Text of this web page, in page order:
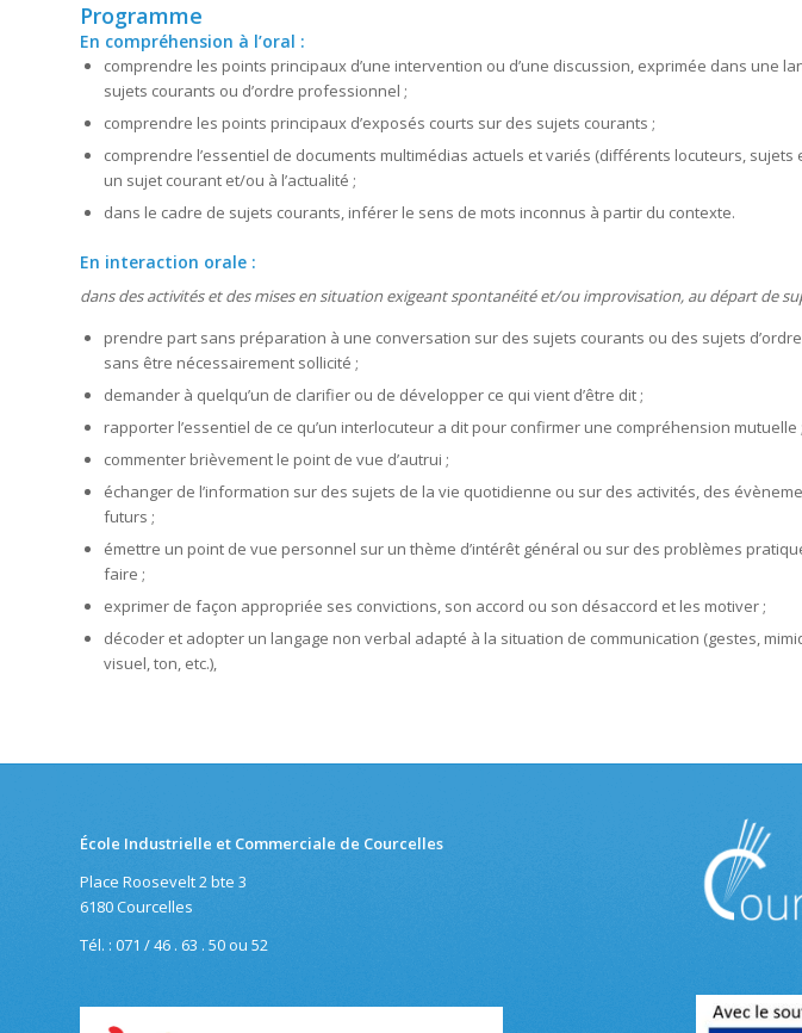
Programme
En compréhension à l’oral :
comprendre les points principaux d’une intervention ou d’une discussion, exprimée dans une
sujets courants ou d’ordre professionnel ;
comprendre les points principaux d’exposés courts sur des sujets courants ;
comprendre l’essentiel de documents multimédias actuels et variés (différents locuteurs, sujets
un sujet courant et/ou à l’actualité ;
dans le cadre de sujets courants, inférer le sens de mots inconnus à partir du contexte.
En interaction orale :
dans des activités et des mises en situation exigeant spontanéité et/ou improvisation, au départ de
prendre part sans préparation à une conversation sur des sujets courants ou des sujets
sans être nécessairement sollicité ;
demander à quelqu’un de clarifier ou de développer ce qui vient d’être dit ;
rapporter l’essentiel de ce qu’un interlocuteur a dit pour confirmer une compréhension mutuelle ;
commenter brièvement le point de vue d’autrui ;
échanger de l’information sur des sujets de la vie quotidienne ou sur des activités, des
futurs ;
émettre un point de vue personnel sur un thème d’intérêt général ou sur des problèmes
faire ;
exprimer de façon appropriée ses convictions, son accord ou son désaccord et les motiver ;
décoder et adopter un langage non verbal adapté à la situation de communication (gestes,
visuel, ton, etc.),
École Industrielle et Commerciale de Courcelles
Place Roosevelt 2 bte 3
6180 Courcelles
Tél. : 071 / 46 . 63 . 50 ou 52